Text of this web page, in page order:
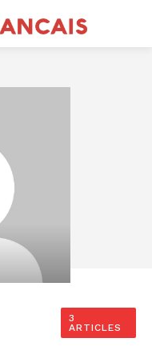
3
ARTICLES